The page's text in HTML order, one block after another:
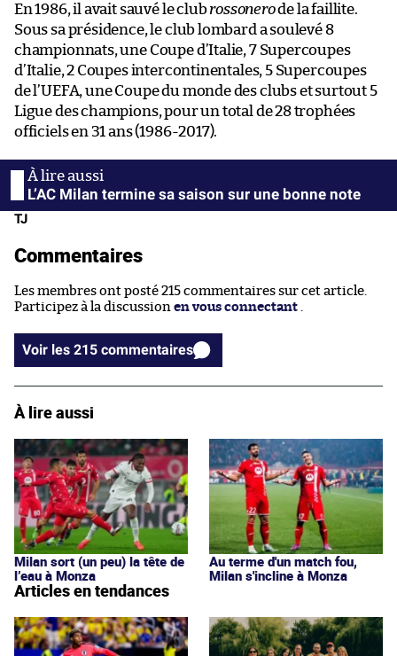
En 1986, il avait sauvé le clubrossonerode la faillite.
Sous sa présidence, le club lombard a soulevé 8
championnats, une Coupe d’Italie, 7 Supercoupes
d’Italie, 2 Coupes intercontinentales, 5 Supercoupes
de l’UEFA, une Coupe du monde des clubs et surtout 5
Ligue des champions, pour un total de 28 trophées
officiels en 31 ans (1986-2017).
L’AC Milan termine sa saison sur une bonne note
TJ
Commentaires
Les membres ont posté 215 commentaires sur cet article.
Participez à la discussion en vous connectant
Voir les 215 commentaires
À lire aussi
Milan sort (un peu) la tête de
l’eau à Monza
Au terme d'un match fou,
Milan s'incline à Monza
Articles en tendances